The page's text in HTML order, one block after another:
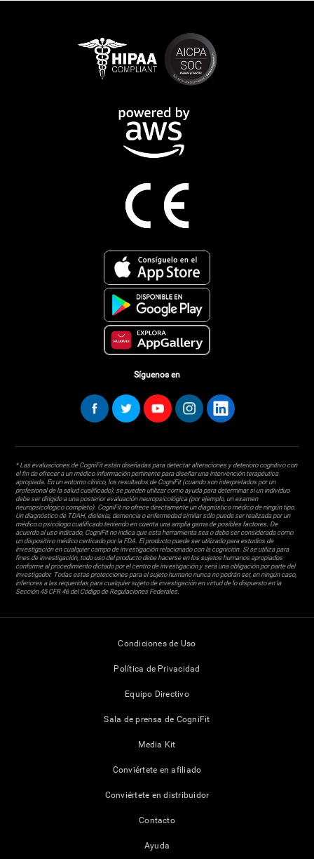
Síguenos en
* Las evaluaciones de CogniFit están diseñadas para detectar alteraciones y deterioro cognitivo con
el fin de ofrecer a un médico información pertinente para diseñar una intervención terapéutica
apropiada. En un entorno clínico, los resultados de CogniFit (cuando son interpretados por un
profesional de la salud cualificado), se pueden utilizar como ayuda para determinar si un individuo
debe ser dirigido a una posterior evaluación neuropsicológica (por ejemplo, un examen
neuropsicológico completo). CogniFit no ofrece directamente un diagnóstico médico de ningún tipo.
Un diagnóstico de TDAH, dislexia, demencia o enfermedad similar sólo puede ser realizada por un
médico o psicólogo cualificado teniendo en cuenta una amplia gama de posibles factores. De
acuerdo al uso indicado, CogniFit no indica que esta herramienta sea o deba ser considerada como
un dispositivo médico certicado por la FDA. El producto puede ser utilizado para estudios de
investigación en cualquier campo de investigación relacionado con la cognición. Si se utiliza para
fines de investigación, todo uso del producto debe hacerse en los sujetos humanos apropiados
conforme al procedimiento dictado por el centro de investigación y será una obligación por parte del
investigador. Todas estas protecciones para el sujeto humano nunca no podrán ser, en ningún caso,
inferiores a las requeridas para cualquier sujeto de investigación en virtud de lo dispuesto en la
Sección 45 CFR 46 del Código de Regulaciones Federales.
Condiciones de Uso
Política de Privacidad
Equipo Directivo
Sala de prensa de CogniFit
Media Kit
Conviértete en afiliado
Conviértete en distribuidor
Contacto
Ayuda